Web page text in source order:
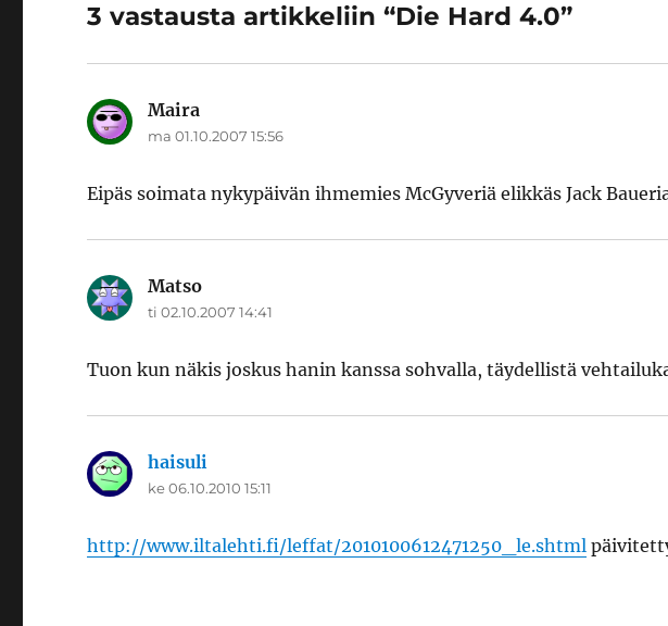
3 vastausta artikkeliin “Die Hard 4.0”
Maira
ma 01.10.2007 15:56
Eipäs soimata nykypäivän ihmemies McGyveriä elikkäs Jack
Matso
ti 02.10.2007 14:41
Tuon kun näkis joskus hanin kanssa sohvalla, täydellistä
haisuli
ke 06.10.2010 15:11
http://www.iltalehti.fi/leffat/2010100612471250_le.shtml